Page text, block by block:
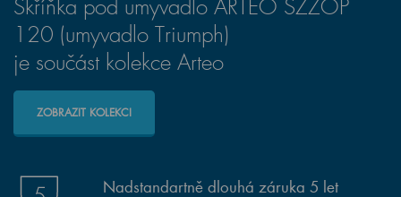
Skříňka pod umyvadlo ARTEO SZZOP
120 (umyvadlo Triumph)
je součást kolekce Arteo
ZOBRAZIT KOLEKCI
Nadstandartně dlouhá záruka 5 let